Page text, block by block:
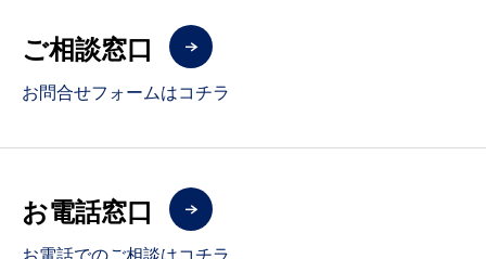
ご相談窓口
お問合せフォームはコチラ
お電話窓口
お電話でのご相談はコチラ